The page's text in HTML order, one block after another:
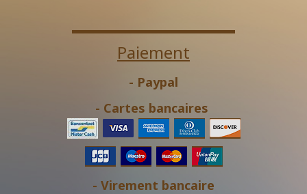
Paiement
- Paypal
- Cartes bancaires
- Virement bancaire